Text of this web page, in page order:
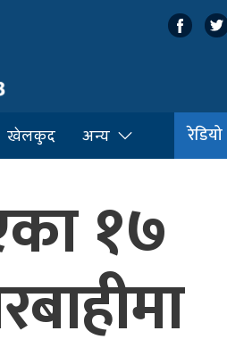
खेलकुद अन्य रेडियो
१७